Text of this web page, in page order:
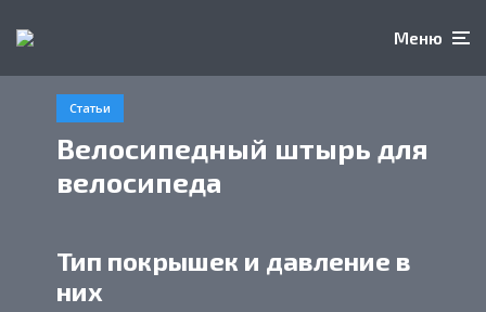
Меню
Статьи
Велосипедный штырь для
велосипеда
Тип покрышек и давление в
них